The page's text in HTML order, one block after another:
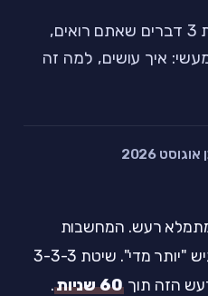
שיטת 3-3-3 לחרדה: שמות 3 דברים שאתם רואים,
איך עושים, למה זה
2026
רעש. המחשבות
רצות, הגוף מתוח, והכול מרגיש "יותר מדי". שיטת 3-3-3
הזה תוך 60 שניות .